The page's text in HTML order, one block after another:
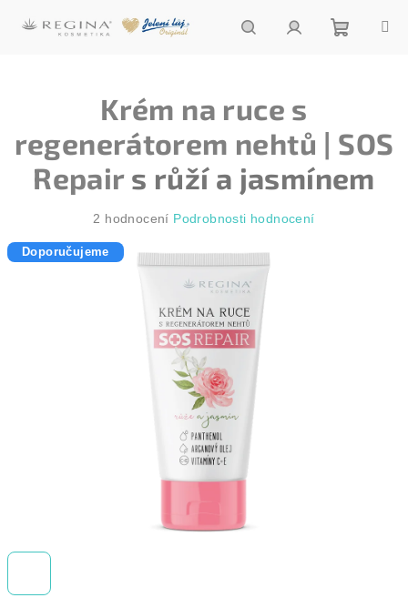
Krém na ruce s
regenerátorem nehtů | SOS
Repair s růží a jasmínem
Průměrné
produktu
hvězdiček.
2 hodnocení Podrobnosti hodnocení
Doporučujeme